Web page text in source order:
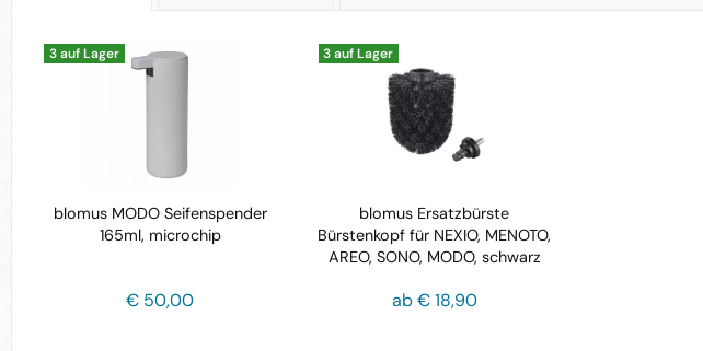
3 auf Lager
blomus MODO Seifenspender
165ml, microchip
€ 50,00
3 auf Lager
blomus Ersatzbürste
Bürstenkopf für NEXIO, MENOTO,
AREO, SONO, MODO, schwarz
ab € 18,90